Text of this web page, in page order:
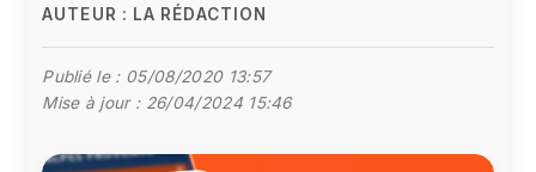
AUTEUR : LA RÉDACTION
Publié le : 05/08/2020 13:57
Mise à jour : 26/04/2024 15:46